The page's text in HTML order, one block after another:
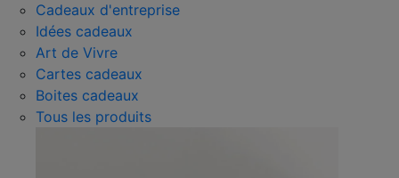
Cadeaux d'entreprise
Idées cadeaux
Art de Vivre
Cartes cadeaux
Boites cadeaux
Tous les produits